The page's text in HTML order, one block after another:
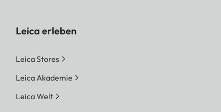
Leica erleben
Leica Stores
Leica Akademie
Leica Welt